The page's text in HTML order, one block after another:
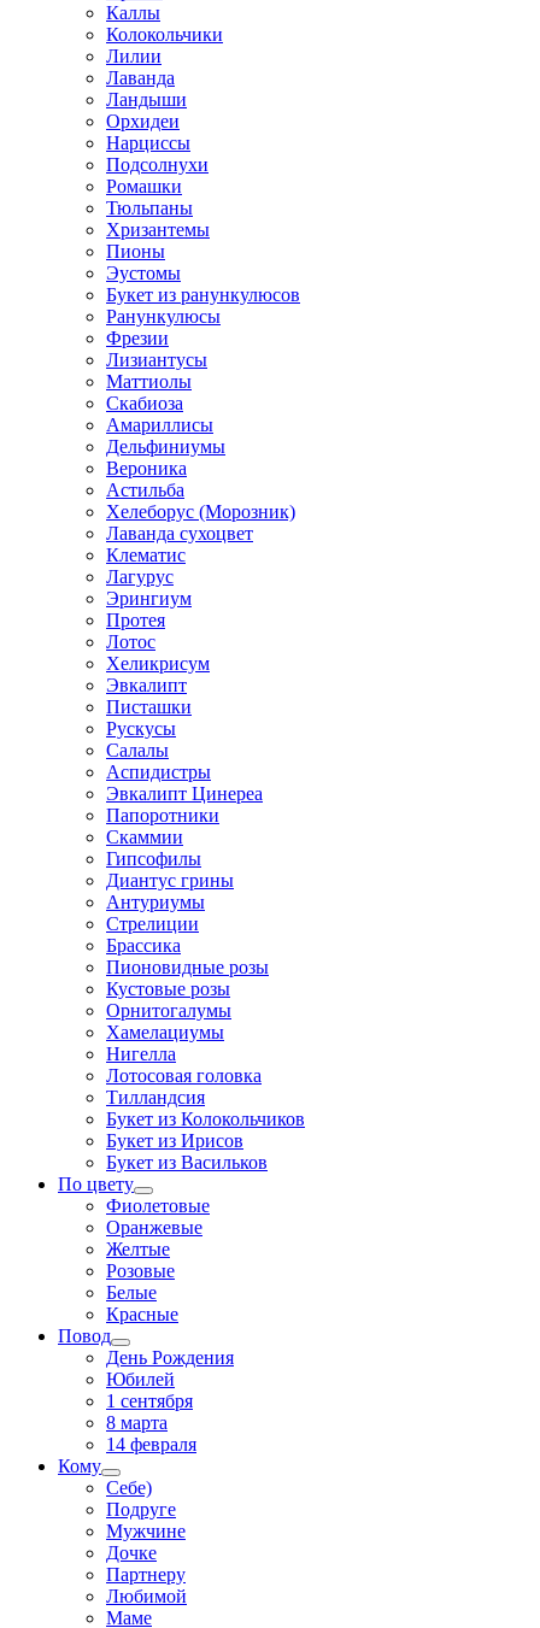
Каллы
Колокольчики
Лилии
Лаванда
Ландыши
Орхидеи
Нарциссы
Подсолнухи
Ромашки
Тюльпаны
Хризантемы
Пионы
Эустомы
Букет из ранункулюсов
Ранункулюсы
Фрезии
Лизиантусы
Маттиолы
Скабиоза
Амариллисы
Дельфиниумы
Вероника
Астильба
Хелеборус (Морозник)
Лаванда сухоцвет
Клематис
Лагурус
Эрингиум
Протея
Лотос
Хеликрисум
Эвкалипт
Писташки
Рускусы
Салалы
Аспидистры
Эвкалипт Цинереа
Папоротники
Скаммии
Гипсофилы
Диантус грины
Антуриумы
Стрелиции
Брассика
Пионовидные розы
Кустовые розы
Орнитогалумы
Хамелациумы
Нигелла
Лотосовая головка
Тилландсия
Букет из Колокольчиков
Букет из Ирисов
Букет из Васильков
По цвету
Фиолетовые
Оранжевые
Желтые
Розовые
Белые
Красные
Повод
День Рождения
Юбилей
1 сентября
8 марта
14 февраля
Кому
Себе)
Подруге
Мужчине
Дочке
Партнеру
Любимой
Маме